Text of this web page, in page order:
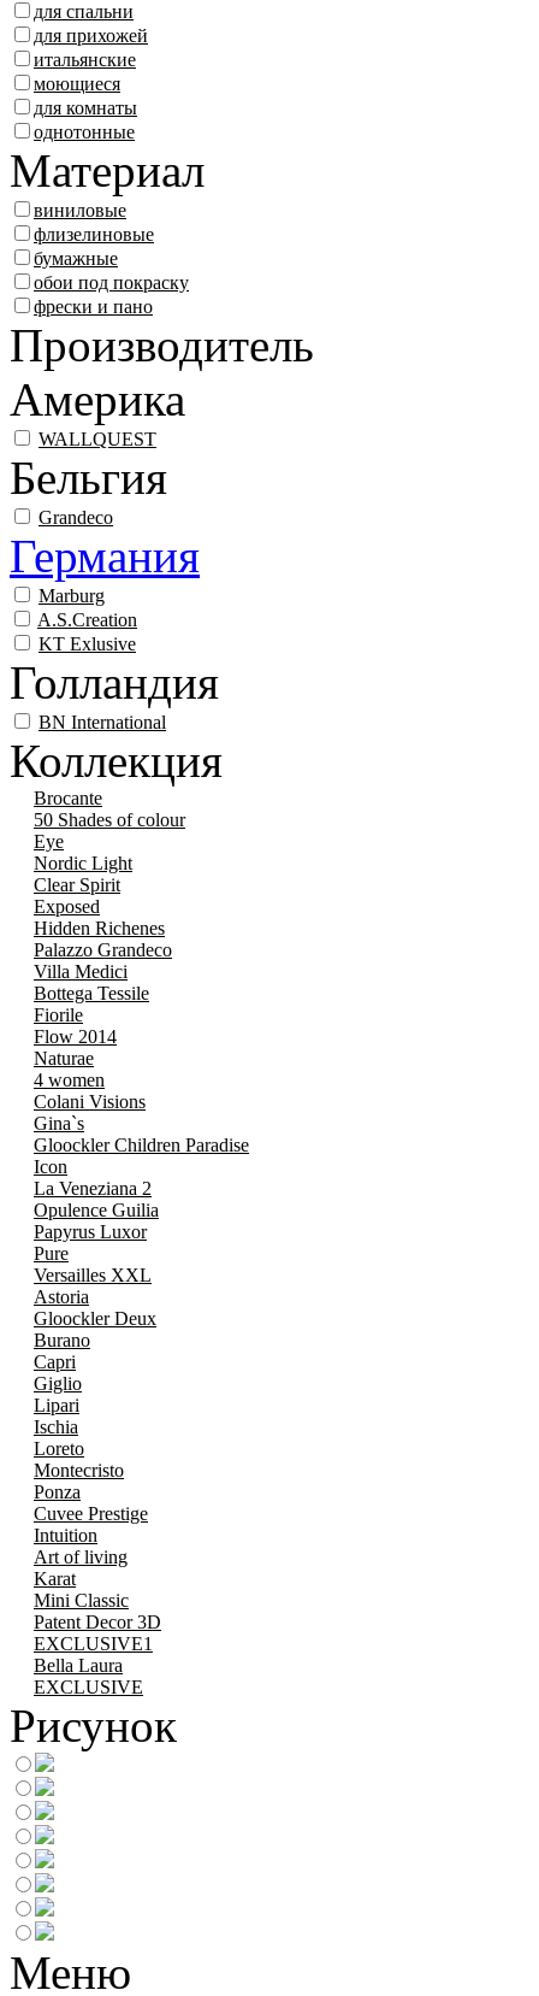
для спальни
для прихожей
итальянские
моющиеся
для комнаты
однотонные
Материал
виниловые
флизелиновые
бумажные
обои под покраску
фрески и пано
Производитель
Америка
WALLQUEST
Бельгия
Grandeco
Германия
Marburg
A.S.Creation
KT Exlusive
Голландия
BN International
Коллекция
Brocante
50 Shades of colour
Eye
Nordic Light
Clear Spirit
Exposed
Hidden Richenes
Palazzo Grandeco
Villa Medici
Bottega Tessile
Fiorile
Flow 2014
Naturae
4 women
Colani Visions
Gina`s
Gloockler Children Paradise
Icon
La Veneziana 2
Opulence Guilia
Papyrus Luxor
Pure
Versailles XXL
Astoria
Gloockler Deux
Burano
Capri
Giglio
Lipari
Ischia
Loreto
Montecristo
Ponza
Cuvee Prestige
Intuition
Art of living
Karat
Mini Classic
Patent Decor 3D
EXCLUSIVE1
Bella Laura
EXCLUSIVE
Рисунок
Меню